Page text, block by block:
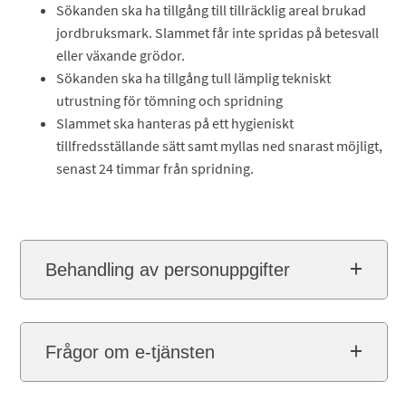
Sökanden ska ha tillgång till tillräcklig areal brukad
jordbruksmark. Slammet får inte spridas på betesvall
eller växande grödor.
Sökanden ska ha tillgång tull lämplig tekniskt
utrustning för tömning och spridning
Slammet ska hanteras på ett hygieniskt
tillfredsställande sätt samt myllas ned snarast möjligt,
senast 24 timmar från spridning.
Behandling av personuppgifter
Frågor om e-tjänsten